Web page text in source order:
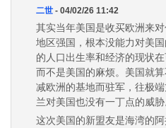
二世 - 04/02/26 11:42
其实当年美国是收买欧洲来
地区强国，根本没能力对美
的人口出生率和经济的现状
而不是美国的麻烦。美国就
减欧洲的基地而驻军，往极
兰对美国也没有一丁点的威胁
这次美国的新盟友是海湾的